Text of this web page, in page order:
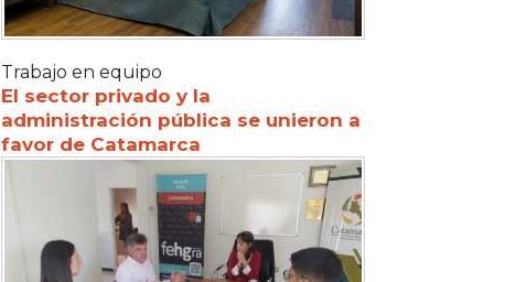
Trabajo en equipo
El sector privado y la
administración pública se unieron a
favor de Catamarca